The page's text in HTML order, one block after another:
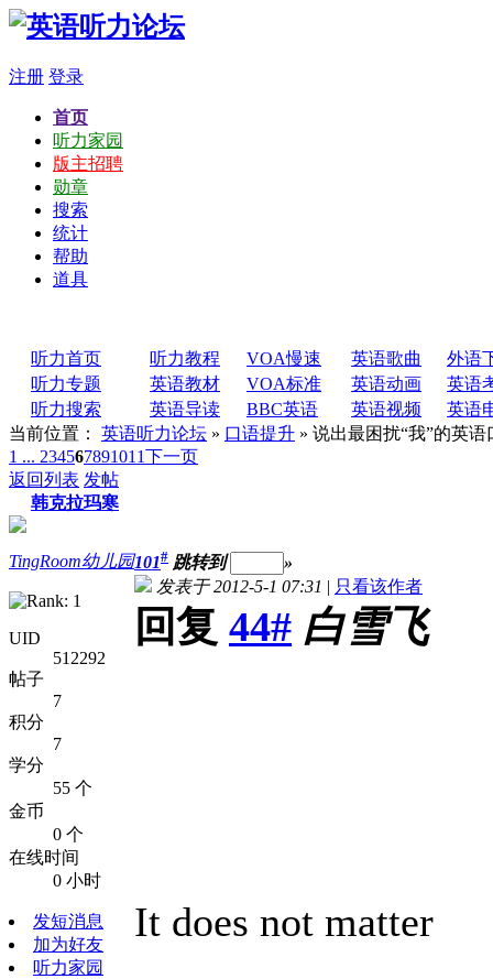
注册 登录
首页
听力家园
版主招聘
勋章
搜索
统计
帮助
道具
听力首页 听力教程 VOA慢速 英语歌曲
外语
听力专题
英语教材 VOA标准 英语动画
英语
听力搜索
英语导读 BBC英语 英语视频
英语
当前位置： 英语听力论坛 » 口语提升 » 说出最困扰“我”的英语
1 ... 234567891011下一页
返回列表 发帖
韩克拉玛寒
TingRoom幼儿园
UID
512292
帖子
7
积分
7
学分
55 个
金币
0 个
在线时间
0 小时
发短消息
加为好友
听力家园
101# 跳转到
»
发表于 2012-5-1 07:31 | 只看该作者
回复 44# 白雪飞
It does not matter